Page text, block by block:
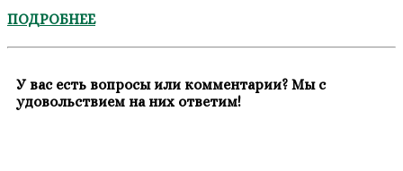
ПОДРОБНЕЕ
У вас есть вопросы или комментарии? Мы с
удовольствием на них ответим!